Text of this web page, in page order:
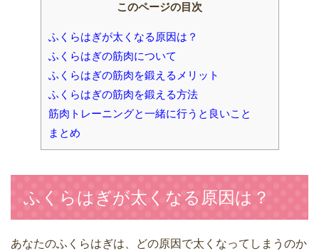
このページの目次
ふくらはぎが太くなる原因は？
ふくらはぎの筋肉について
ふくらはぎの筋肉を鍛えるメリット
ふくらはぎの筋肉を鍛える方法
筋肉トレーニングと一緒に行うと良いこと
まとめ
ふくらはぎが太くなる原因は？
あなたのふくらはぎは、どの原因で太くなってしまうのか